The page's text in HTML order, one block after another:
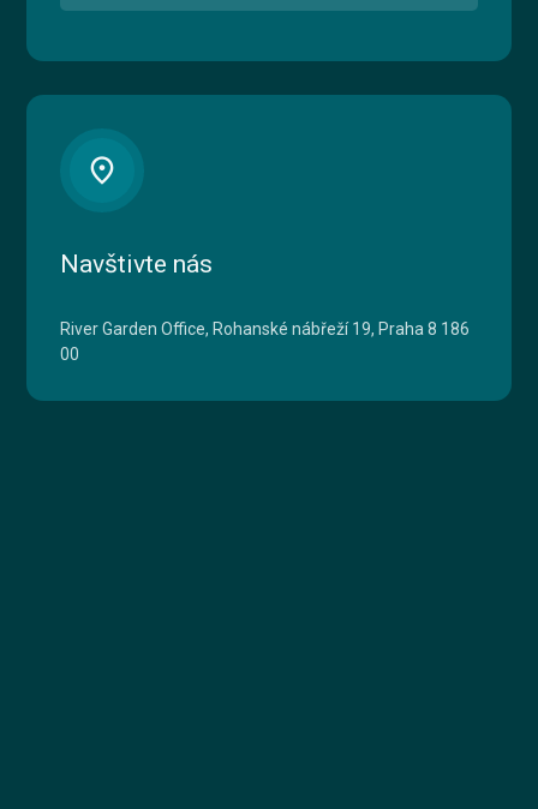
place
Navštivte nás
River Garden Office, Rohanské nábřeží 19, Praha 8 186
00